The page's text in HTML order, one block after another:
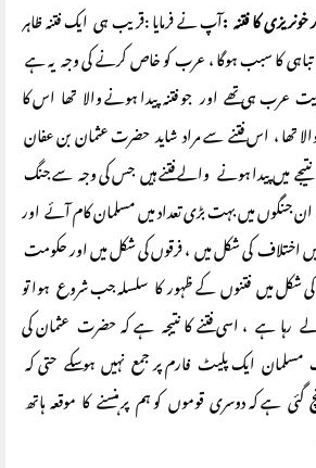
آپ نے فرمایا :قریب ہی ایک فتنہ ظاہر
کا سبب ہوگا ، عرب کو خاص کرنے کی وجہ یہ ہے
ہی تھے اور جو فتنہ پیدا ہونے والا تھا اس کا
تھا ، اس فتنے سے مراد شاید حضرت عثمان بن عفان
میں پیدا ہونے والے فتنے ہیں جس کی وجہ سے جنگ
جنگوں میں بہت بڑی تعداد میں مسلمان کام آئے اور
کی شکل میں ، فرقوں کی شکل میں اور حکومت
شکل میں فتنوں کے ظہور کا سلسلہ جب شروع ہوا تو
ہے ، اسی فتنے کا نتیجہ ہے کہ حضرت عثمان کی
ایک پلیٹ فارم پر جمع نہیں ہوسکے حتی کہ
کہ دوسری قوموں کو ہم پر ہنسنے کا موقعہ ہاتھ